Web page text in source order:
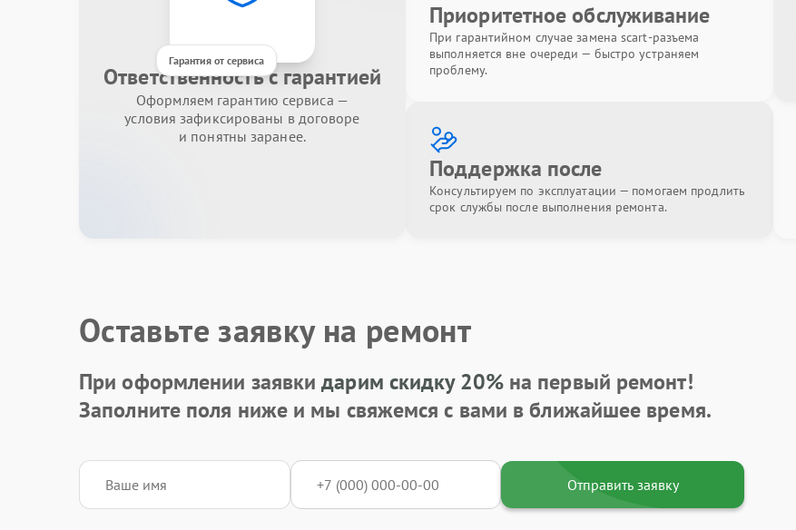
Гарантия от сервиса
Ответственность с гарантией
Оформляем гарантию сервиса —
условия зафиксированы в договоре
и понятны заранее.
Приоритетное обслуживание
При гарантийном случае замена scart-разъема
выполняется вне очереди — быстро устраняем
проблему.
Поддержка после
Консультируем по эксплуатации — помогаем продлить
срок службы после выполнения ремонта.
Оставьте заявку на ремонт
При оформлении заявкидарим скидку 20%на первый ремонт!
Заполните поля ниже и мы свяжемся с вами в ближайшее время.
Отправить заявку